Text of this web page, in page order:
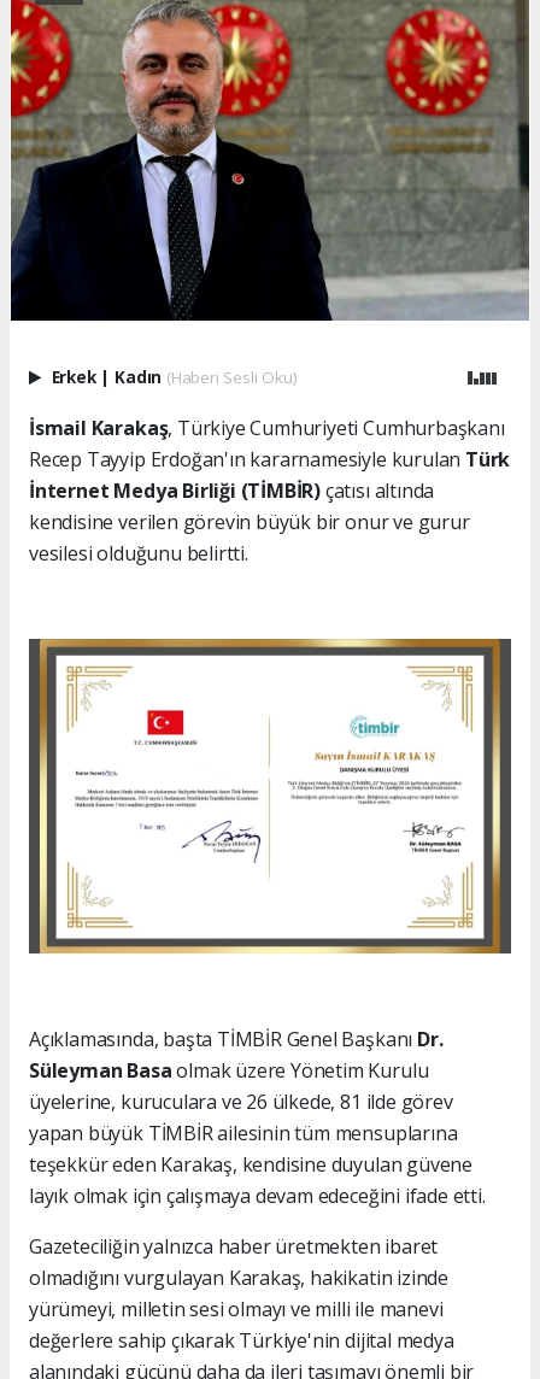
Erkek | Kadın (Haberi Sesli Oku)
İsmail Karakaş, Türkiye Cumhuriyeti Cumhurbaşkanı
Recep Tayyip Erdoğan'ın kararnamesiyle kurulan Türk
İnternet Medya Birliği (TİMBİR)çatısı altında
kendisine verilen görevin büyük bir onur ve gurur
vesilesi olduğunu belirtti.
Açıklamasında, başta TİMBİR Genel Başkanı Dr.
Süleyman Basaolmak üzere Yönetim Kurulu
üyelerine, kuruculara ve 26 ülkede, 81 ilde görev
yapan büyük TİMBİR ailesinin tüm mensuplarına
teşekkür eden Karakaş, kendisine duyulan güvene
layık olmak için çalışmaya devam edeceğini ifade etti.
Gazeteciliğin yalnızca haber üretmekten ibaret
olmadığını vurgulayan Karakaş, hakikatin izinde
yürümeyi, milletin sesi olmayı ve milli ile manevi
değerlere sahip çıkarak Türkiye'nin dijital medya
alanındaki gücünü daha da ileri taşımayı önemli bir